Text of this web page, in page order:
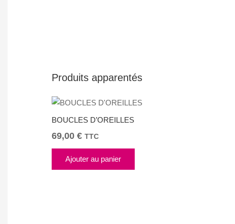
Produits apparentés
BOUCLES D’OREILLES
69,00 € TTC
Ajouter au panier